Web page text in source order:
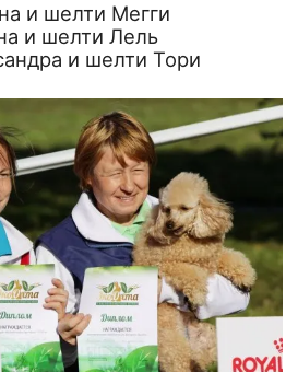
и шелти Мегги
и шелти Лель
и шелти Тори